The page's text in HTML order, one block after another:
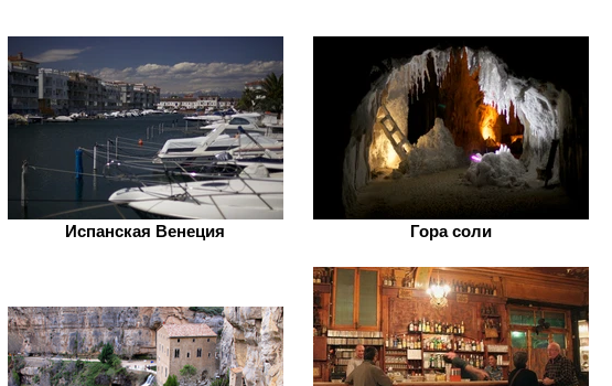
Испанская Венеция Гора соли